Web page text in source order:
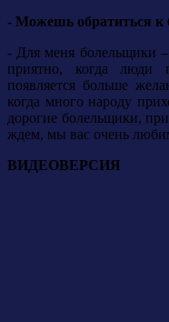
- Можешь обратиться к
- Для меня болельщики
приятно, когда люди
появляется больше
когда много народу
дорогие болельщики,
ждем, мы вас очень
ВИДЕОВЕРСИЯ